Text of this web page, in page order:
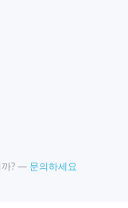
까? — 문의하세요